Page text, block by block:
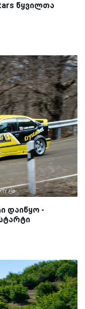
წყვილთა
დაიწყო -